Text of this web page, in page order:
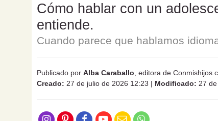
Cómo hablar con un
entiende.
Cuando parece que hablamos
Publicado por Alba Caraballo , editora de
Creado: 27 de julio de 2026 12:23 | Modificado: 27